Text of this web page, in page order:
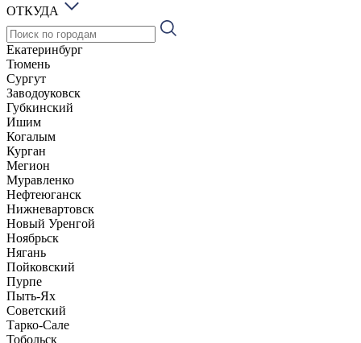
ОТКУДА
Екатеринбург
Тюмень
Сургут
Заводоуковск
Губкинский
Ишим
Когалым
Курган
Мегион
Муравленко
Нефтеюганск
Нижневартовск
Новый Уренгой
Ноябрьск
Нягань
Пойковский
Пурпе
Пыть-Ях
Советский
Тарко-Сале
Тобольск